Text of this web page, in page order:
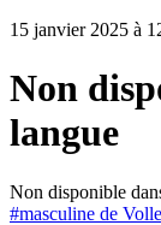
15 janvier 2025 à
Non
langue
Non disponible
#masculine de